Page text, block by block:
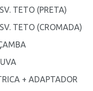
TETO (PRETA)
TETO (CROMADA)
+ ADAPTADOR